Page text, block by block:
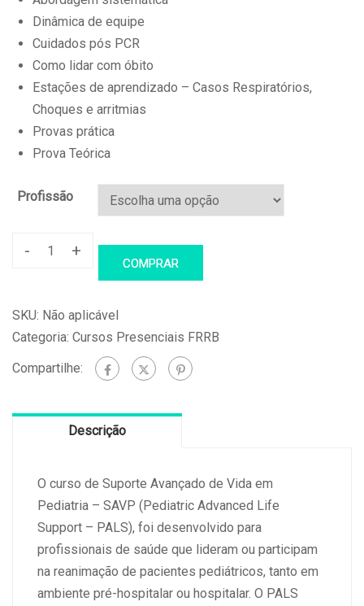
Dinâmica de equipe
Cuidados pós PCR
Como lidar com óbito
Estações de aprendizado – Casos Respiratórios,
Choques e arritmias
Provas prática
Prova Teórica
Profissão
-
PALS
Avançado
Vida
Pediatria
30/08/2025
Renovação
quantidade
+
COMPRAR
SKU: Não aplicável
Categoria: Cursos Presenciais FRRB
Compartilhe:
Descrição
O curso de Suporte Avançado de Vida em
Pediatria – SAVP (Pediatric Advanced Life
Support – PALS), foi desenvolvido para
profissionais de saúde que lideram ou participam
na reanimação de pacientes pediátricos, tanto em
ambiente pré-hospitalar ou hospitalar. O PALS